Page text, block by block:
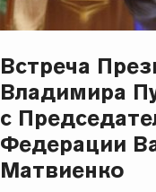
Встреча
Владимира
с
Федерации
Матвиенко